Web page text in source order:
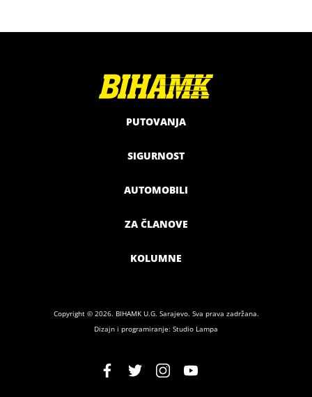
PUTOVANJA
SIGURNOST
AUTOMOBILI
ZA ČLANOVE
KOLUMNE
Copyright © 2026. BIHAMK U.G. Sarajevo. Sva prava zadržana.
Dizajn i programiranje: Studio Lampa